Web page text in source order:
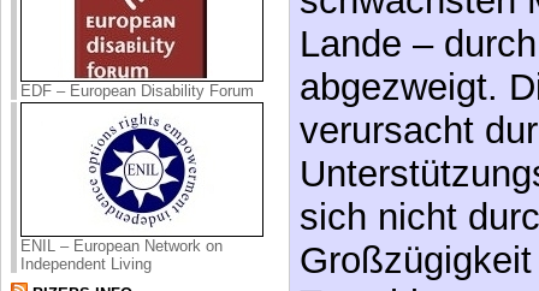
EDF – European Disability Forum
ENIL – European Network on
Independent Living
Lande –
abgezweigt.
verursacht
sich nicht